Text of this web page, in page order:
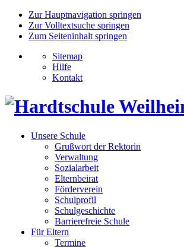
Zur Hauptnavigation springen
Zur Volltextsuche springen
Zum Seiteninhalt springen
Sitemap
Hilfe
Kontakt
Unsere Schule
Grußwort der Rektorin
Verwaltung
Sozialarbeit
Elternbeirat
Förderverein
Schulprofil
Schulgeschichte
Barrierefreie Schule
Für Eltern
Termine